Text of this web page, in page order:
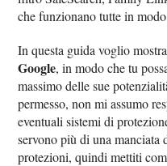
che funzionano tutte in
In questa guida voglio
Google, in modo che tu
massimo delle sue
permesso, non mi assumo
eventuali sistemi di
servono più di una manciata
protezioni, quindi mettiti